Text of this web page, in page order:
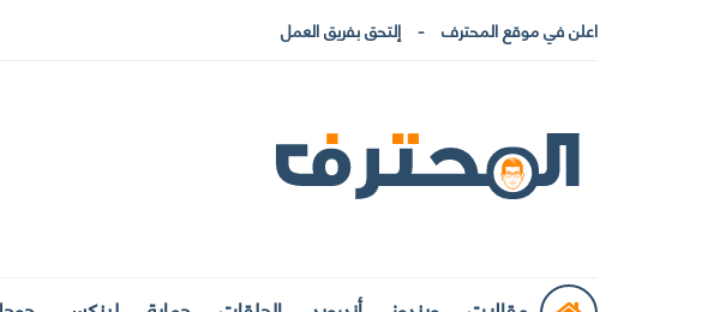
اعلن في موقع المحترف إلتحق بفريق العمل